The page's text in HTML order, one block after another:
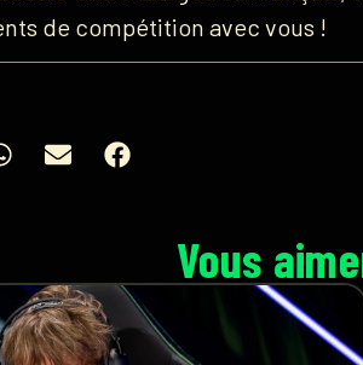
de compétition avec vous !
Vous